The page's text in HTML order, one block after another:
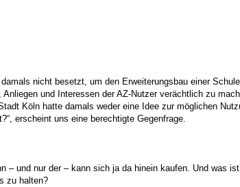
nicht besetzt, um den Erweiterungsbau einer
und Interessen der AZ-Nutzer verächtlich zu
Köln hatte damals weder eine Idee zur möglichen
erscheint uns eine berechtigte Gegenfrage.
und nur der – kann sich ja da hinein kaufen. Und was
zu halten?